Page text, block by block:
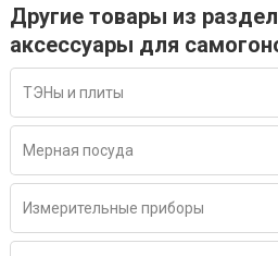
Другие товары из
аксессуары для
ТЭНы и плиты
Мерная посуда
Измерительные приборы